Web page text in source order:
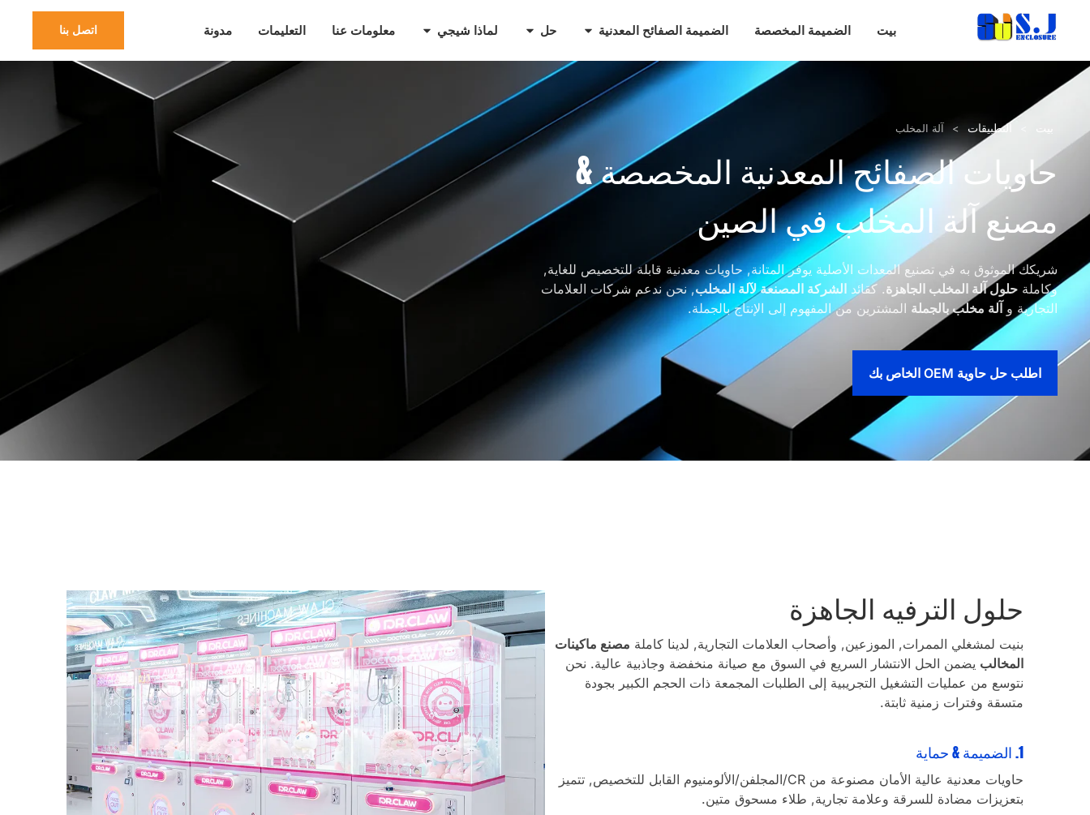
بيت الضميمة المخصصة الضميمة الصفائح المعدنية حل لماذا شيجي معلومات عنا التعليمات مدونة اتصل بنا
بيت التطبيقات > آلة المخلب
حاويات الصفائح المعدنية المخصصة &
مصنع آلة المخلب في الصين
شريكك الموثوق به في تصنيع المعدات الأصلية يوفر المتانة, حاويات معدنية قابلة للتخصيص للغاية,
وكاملة حلول آلة المخلب الجاهزة. كقائد الشركة المصنعة لآلة المخلب, نحن ندعم شركات العلامات
التجارية و آلة مخلب بالجملة المشترين من المفهوم إلى الإنتاج بالجملة.
اطلب حل حاوية OEM الخاص بك
حلول الترفيه الجاهزة
بنيت لمشغلي الممرات, الموزعين, وأصحاب العلامات التجارية, لدينا كاملة مصنع ماكينات
المخالب يضمن الحل الانتشار السريع في السوق مع صيانة منخفضة وجاذبية عالية. نحن
نتوسع من عمليات التشغيل التجريبية إلى الطلبات المجمعة ذات الحجم الكبير بجودة
متسقة وفترات زمنية ثابتة.
1. الضميمة & حماية
حاويات معدنية عالية الأمان مصنوعة من CR/المجلفن/الألومنيوم القابل للتخصيص, تتميز
بتعزيزات مضادة للسرقة وعلامة تجارية, طلاء مسحوق متين.